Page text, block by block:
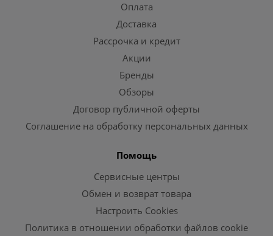
Оплата
Доставка
Рассрочка и кредит
Акции
Бренды
Обзоры
Договор публичной оферты
Соглашение на обработку персональных данных
Помощь
Сервисные центры
Обмен и возврат товара
Настроить Cookies
Политика в отношении обработки файлов cookie